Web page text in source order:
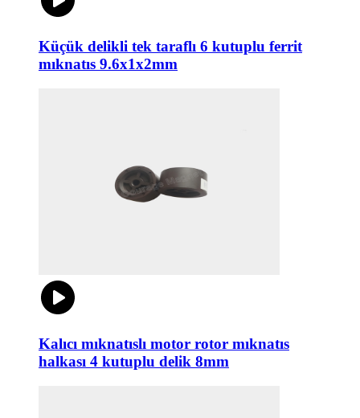
Küçük delikli tek taraflı 6 kutuplu ferrit
mıknatıs 9.6x1x2mm
Kalıcı mıknatıslı motor rotor mıknatıs
halkası 4 kutuplu delik 8mm